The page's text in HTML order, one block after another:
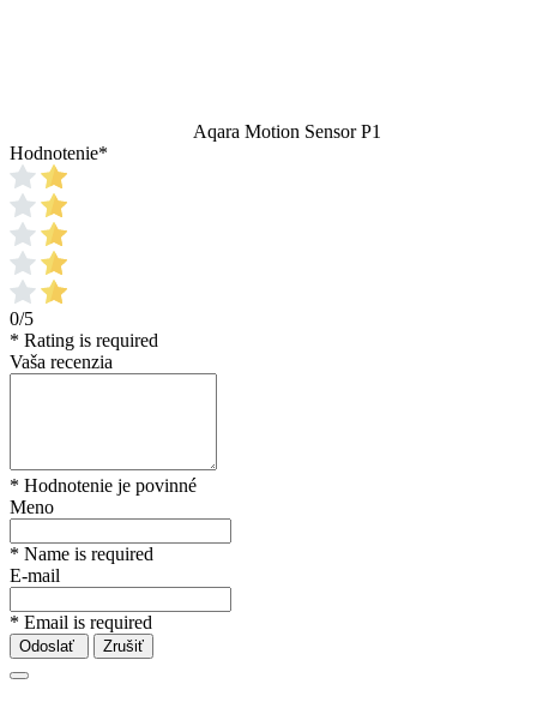
Aqara Motion Sensor P1
Hodnotenie*
0/5
* Rating is required
Vaša recenzia
* Hodnotenie je povinné
Meno
* Name is required
E-mail
* Email is required
Odoslať Zrušiť